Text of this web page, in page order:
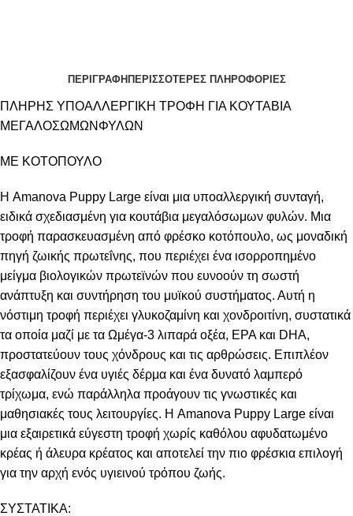
ΠΕΡΙΓΡΑΦΗ ΠΕΡΙΣΣΟΤΕΡΕΣ ΠΛΗΡΟΦΟΡΙΕΣ
ΠΛΗΡΗΣ ΥΠΟΑΛΛΕΡΓΙΚΗ ΤΡΟΦΗ ΓΙΑ ΚΟΥΤΑΒΙΑ
ΜΕΓΑΛΟΣΩΜΩΝΦΥΛΩΝ
ΜΕ ΚΟΤΟΠΟΥΛΟ
Η Amanova Puppy Large είναι μια υποαλλεργική συνταγή,
ειδικά σχεδιασμένη για κουτάβια μεγαλόσωμων φυλών. Μια
τροφή παρασκευασμένη από φρέσκο κοτόπουλο, ως μοναδική
πηγή ζωικής πρωτεΐνης, που περιέχει ένα ισορροπημένο
μείγμα βιολογικών πρωτεϊνών που ευνοούν τη σωστή
ανάπτυξη και συντήρηση του μυϊκού συστήματος. Αυτή η
νόστιμη τροφή περιέχει γλυκοζαμίνη και χονδροιτίνη, συστατικά
τα οποία μαζί με τα Ωμέγα-3 λιπαρά οξέα, EPA και DHA,
προστατεύουν τους χόνδρους και τις αρθρώσεις. Επιπλέον
εξασφαλίζουν ένα υγιές δέρμα και ένα δυνατό λαμπερό
τρίχωμα, ενώ παράλληλα προάγουν τις γνωστικές και
μαθησιακές τους λειτουργίες. Η Amanova Puppy Large είναι
μια εξαιρετικά εύγεστη τροφή χωρίς καθόλου αφυδατωμένο
κρέας ή άλευρα κρέατος και αποτελεί την πιο φρέσκια επιλογή
για την αρχή ενός υγιεινού τρόπου ζωής.
ΣΥΣΤΑΤΙΚΑ: